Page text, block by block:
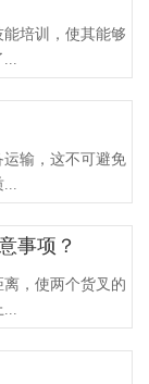
培训，使其能够
输，这不可避免
事项？
，使两个货叉的